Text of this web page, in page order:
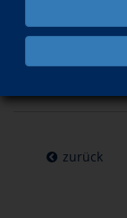
am 06.
2024
zurück